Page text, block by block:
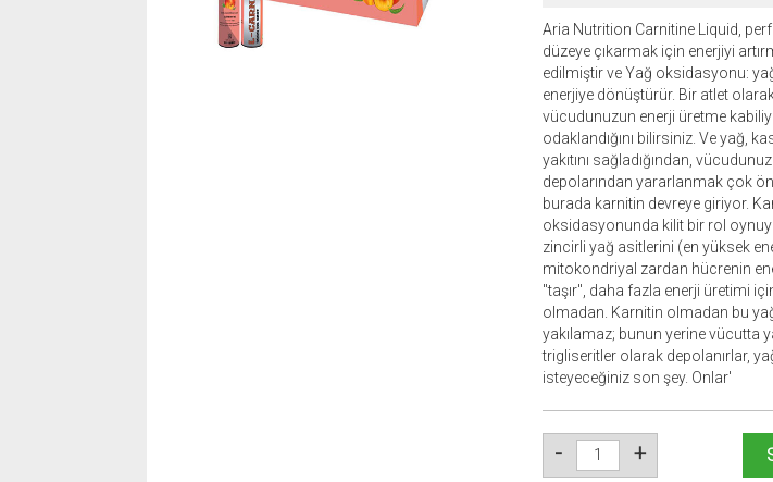
Aria Nutrition Carnitine Liquid,
düzeye çıkarmak için enerjiyi
edilmiştir ve Yağ oksidasyonu:
enerjiye dönüştürür. Bir atlet
vücudunuzun enerji üretme
odaklandığını bilirsiniz. Ve yağ,
yakıtını sağladığından,
depolarından yararlanmak çok
burada karnitin devreye giriyor.
oksidasyonunda kilit bir rol
zincirli yağ asitlerini (en yüksek
mitokondriyal zardan hücrenin
"taşır", daha fazla enerji üretimi
olmadan. Karnitin olmadan bu
yakılamaz; bunun yerine vücutta
trigliseritler olarak depolanırlar,
isteyeceğiniz son şey. Onlar'
- +